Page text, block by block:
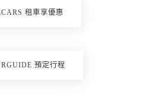
租車享優惠
預定行程